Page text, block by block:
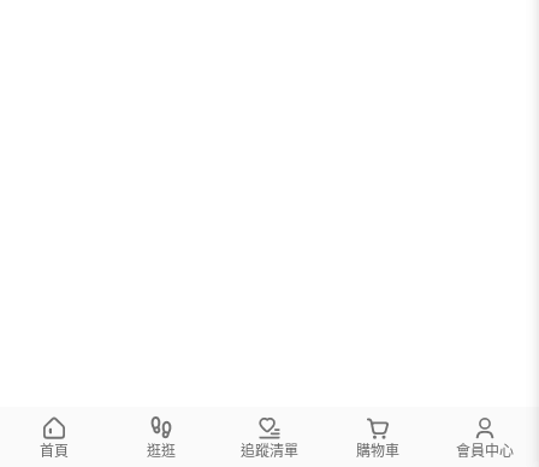
首頁 逛逛 追蹤清單 購物車 會員中心